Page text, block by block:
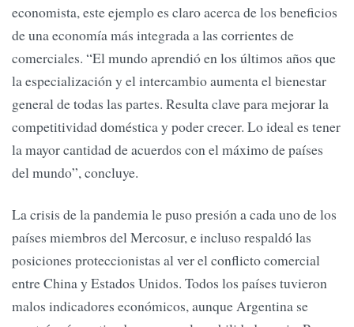
economista, este ejemplo es claro acerca de los beneficios
de una economía más integrada a las corrientes de
comerciales. “El mundo aprendió en los últimos años que
la especialización y el intercambio aumenta el bienestar
general de todas las partes. Resulta clave para mejorar la
competitividad doméstica y poder crecer. Lo ideal es tener
la mayor cantidad de acuerdos con el máximo de países
del mundo”, concluye.
La crisis de la pandemia le puso presión a cada uno de los
países miembros del Mercosur, e incluso respaldó las
posiciones proteccionistas al ver el conflicto comercial
entre China y Estados Unidos. Todos los países tuvieron
malos indicadores económicos, aunque Argentina se